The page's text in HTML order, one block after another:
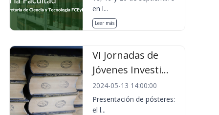
en l...
Leer más
VI Jornadas de
Jóvenes Investi...
2024-05-13 14:00:00
Presentación de pósteres:
el l...